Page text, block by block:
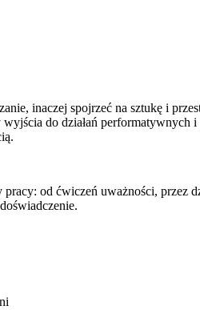
inaczej spojrzeć na sztukę i
do działań performatywnych
od ćwiczeń uważności, przez